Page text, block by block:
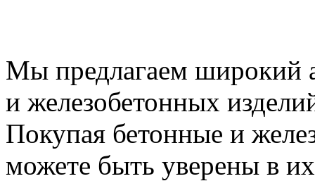
Мы предлагаем широкий
и железобетонных
Покупая бетонные и
можете быть уверены в их